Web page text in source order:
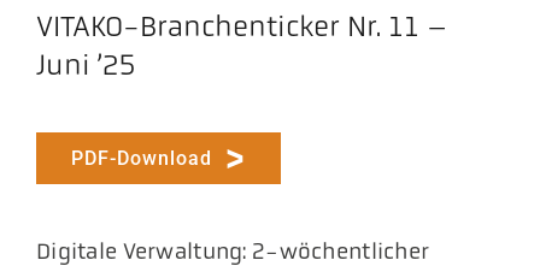
VITAKO-Branchenticker Nr. 11 –
Juni ’25
PDF-Download
Digitale Verwaltung: 2-wöchentlicher